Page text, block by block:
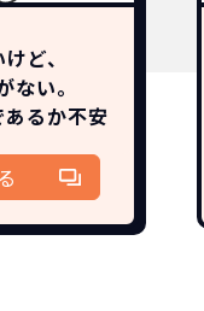
ど、
ない。
るか不安